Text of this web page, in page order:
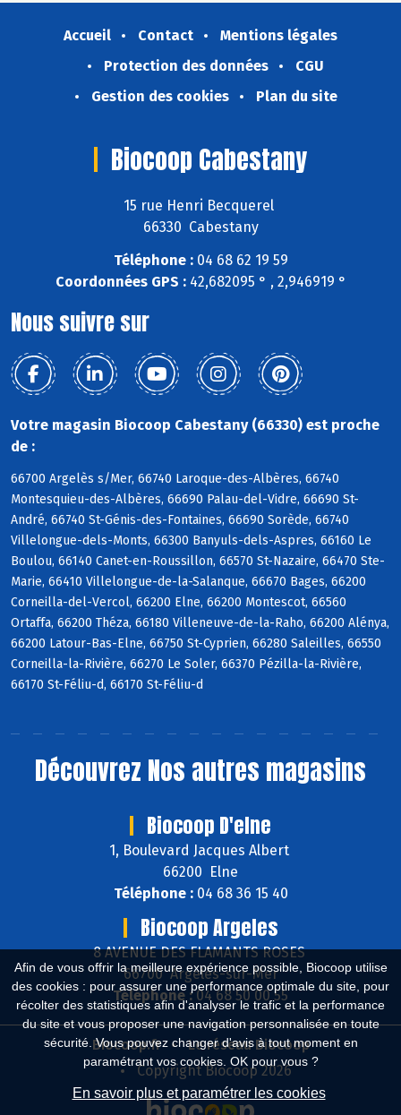
Afin de vous offrir la meilleure expérience possible, Biocoop utilise
des cookies : pour assurer une performance optimale du site, pour
récolter des statistiques afin d'analyser le trafic et la performance
du site et vous proposer une navigation personnalisée en toute
sécurité. Vous pouvez changer d'avis à tout moment en
paramétrant vos cookies. OK pour vous ?
En savoir plus et paramétrer les cookies
Accueil Contact
Mentions légales
Protection des données
CGU
Gestion des cookies
Plan du site
Biocoop Cabestany
15 rue Henri Becquerel
66330 Cabestany
Téléphone :04 68 62 19 59
Coordonnées GPS :42,682095 ° , 2,946919 °
Nous suivre sur
Votre magasin Biocoop Cabestany (66330) est proche
de :
66700 Argelès s/Mer, 66740 Laroque-des-Albères, 66740
Montesquieu-des-Albères, 66690 Palau-del-Vidre, 66690 St-
André, 66740 St-Génis-des-Fontaines, 66690 Sorède, 66740
Villelongue-dels-Monts, 66300 Banyuls-dels-Aspres, 66160 Le
Boulou, 66140 Canet-en-Roussillon, 66570 St-Nazaire, 66470 Ste-
Marie, 66410 Villelongue-de-la-Salanque, 66670 Bages, 66200
Corneilla-del-Vercol, 66200 Elne, 66200 Montescot, 66560
Ortaffa, 66200 Théza, 66180 Villeneuve-de-la-Raho, 66200 Alénya,
66200 Latour-Bas-Elne, 66750 St-Cyprien, 66280 Saleilles, 66550
Corneilla-la-Rivière, 66270 Le Soler, 66370 Pézilla-la-Rivière,
66170 St-Féliu-d, 66170 St-Féliu-d
Découvrez Nos autres magasins
Biocoop D'elne
1, Boulevard Jacques Albert
66200 Elne
Téléphone :04 68 36 15 40
Biocoop Argeles
8 AVENUE DES FLAMANTS ROSES
66700 Argelès-sur-Mer
Téléphone :04 68 50 00 55
Biocoop.fr
Le réseau Biocoop
Copyright Biocoop 2026